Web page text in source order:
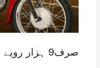
صرف9 ہزار